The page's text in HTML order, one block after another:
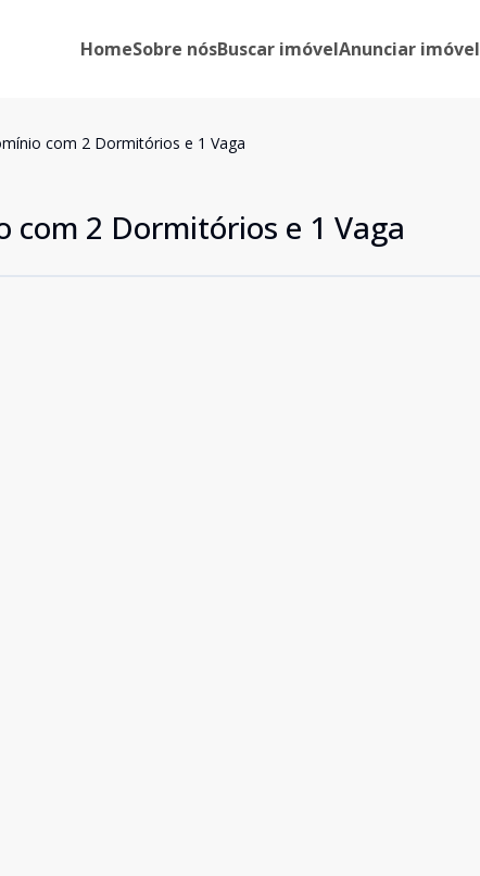
HomeSobre nósBuscar imóvelAnunciar imóvel
com 2 Dormitórios e 1 Vaga
com 2 Dormitórios e 1 Vaga